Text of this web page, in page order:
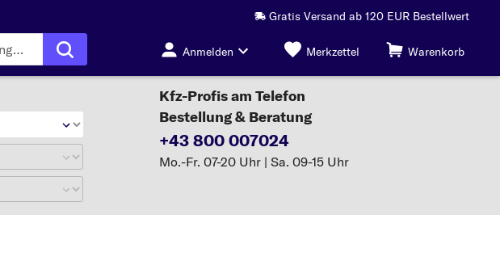
Gratis Versand ab 120 EUR Bestellwert
Anmelden Merkzettel Warenkorb
Kfz-Profis am Telefon
Bestellung & Beratung
+43 800 007024
Mo.-Fr. 07-20 Uhr | Sa. 09-15 Uhr